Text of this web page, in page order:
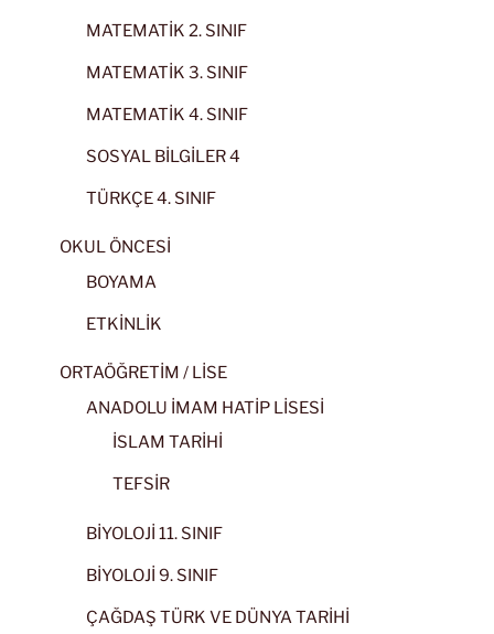
MATEMATİK 2. SINIF
MATEMATİK 3. SINIF
MATEMATİK 4. SINIF
SOSYAL BİLGİLER 4
TÜRKÇE 4. SINIF
OKUL ÖNCESİ
BOYAMA
ETKİNLİK
ORTAÖĞRETİM / LİSE
ANADOLU İMAM HATİP LİSESİ
İSLAM TARİHİ
TEFSİR
BİYOLOJİ 11. SINIF
BİYOLOJİ 9. SINIF
ÇAĞDAŞ TÜRK VE DÜNYA TARİHİ